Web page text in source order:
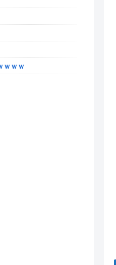
に
ら始める？( •᷄ὤ•᷅ )
ｗｗｗ
い……
？？？
べて 高速＋とかして
りなのに即再犯